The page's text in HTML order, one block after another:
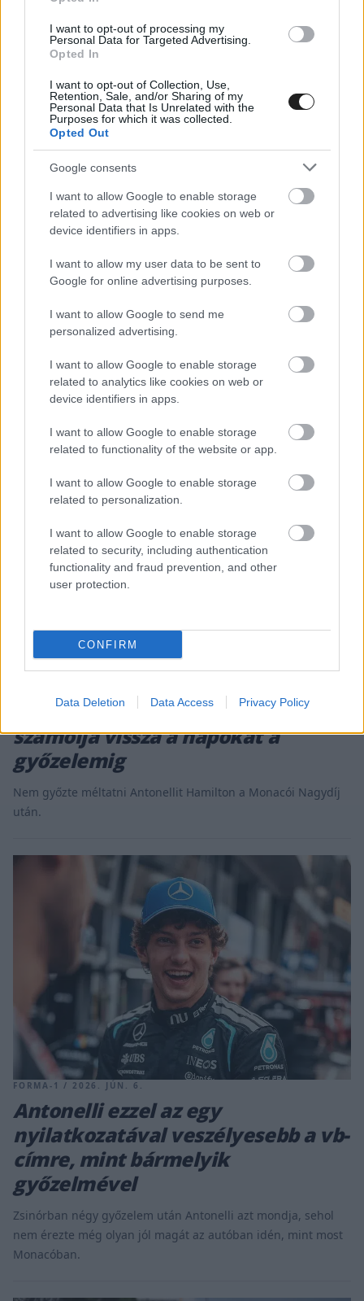
I want to opt-out of processing my
Personal Data for Targeted Advertising.
Opted In
I want to opt-out of Collection, Use,
Retention, Sale, and/or Sharing of my
Personal Data that Is Unrelated with the
Purposes for which it was collected.
Opted Out
Google consents
I want to allow Google to enable storage
related to advertising like cookies on web or
device identifiers in apps.
I want to allow my user data to be sent to
Google for online advertising purposes.
I want to allow Google to send me
personalized advertising.
I want to allow Google to enable storage
related to analytics like cookies on web or
device identifiers in apps.
I want to allow Google to enable storage
related to functionality of the website or app.
I want to allow Google to enable storage
related to personalization.
I want to allow Google to enable storage
related to security, including authentication
functionality and fraud prevention, and other
user protection.
CONFIRM
Data Deletion Data Access Privacy Policy
Antonelli váratlanul ajándékot
Kimi Antonelli végre meg tudja törölni izzadt homlokát.
FORMA-1 / 2026. JÚN. 8.
meghallgatásra talált, már
számolja vissza a napokat a
győzelemig
Nem győzte méltatni Antonellit Hamilton a Monacói Nagydíj
után.
FORMA-1 / 2026. JÚN. 6.
Antonelli ezzel az egy
nyilatkozatával veszélyesebb a vb-
címre, mint bármelyik
győzelmével
Zsinórban négy győzelem után Antonelli azt mondja, sehol
nem érezte még olyan jól magát az autóban idén, mint most
Monacóban.